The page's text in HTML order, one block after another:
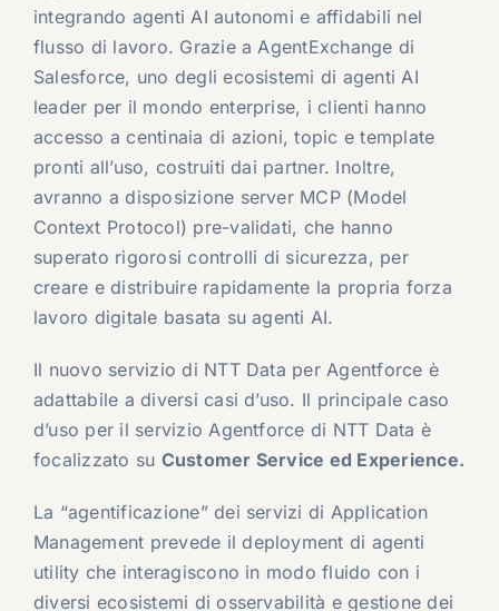
integrando agenti AI autonomi e affidabili nel
flusso di lavoro. Grazie a AgentExchange di
Salesforce, uno degli ecosistemi di agenti AI
leader per il mondo enterprise, i clienti hanno
accesso a centinaia di azioni, topic e template
pronti all’uso, costruiti dai partner. Inoltre,
avranno a disposizione server MCP (Model
Context Protocol) pre-validati, che hanno
superato rigorosi controlli di sicurezza, per
creare e distribuire rapidamente la propria forza
lavoro digitale basata su agenti AI.
Il nuovo servizio di NTT Data per Agentforce è
adattabile a diversi casi d’uso. Il principale caso
d’uso per il servizio Agentforce di NTT Data è
focalizzato su Customer Service ed Experience.
La “agentificazione” dei servizi di Application
Management prevede il deployment di agenti
utility che interagiscono in modo fluido con i
diversi ecosistemi di osservabilità e gestione dei